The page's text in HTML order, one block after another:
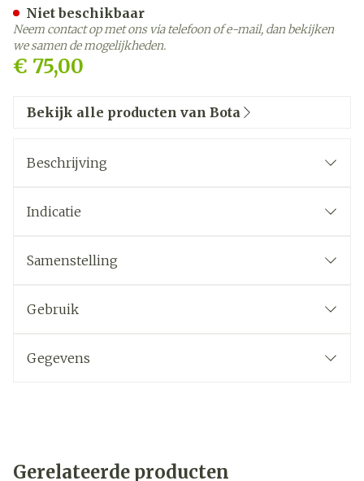
€ 75,00
Niet beschikbaar
Neem contact op met ons via telefoon of e-mail, dan bekijken
we samen de mogelijkheden.
Bekijk alle producten van Bota
Beschrijving
Indicatie
Samenstelling
Gebruik
Gegevens
Gerelateerde producten